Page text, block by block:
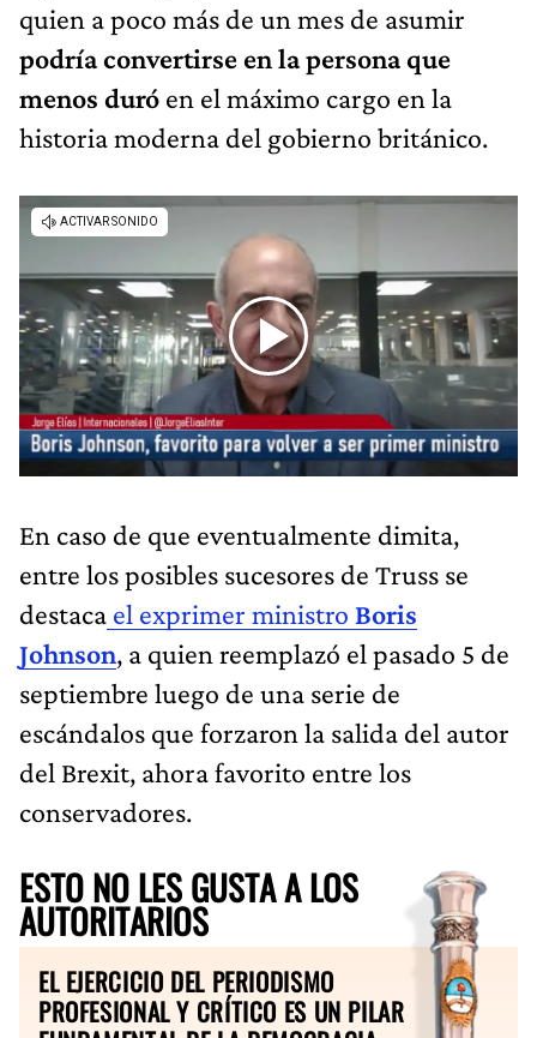
quien a poco más de un mes de asumir
podría convertirse en la persona que
menos duró en el máximo cargo en la
historia moderna del gobierno británico.
En caso de que eventualmente dimita,
entre los posibles sucesores de Truss se
destaca el exprimer ministro Boris
Johnson, a quien reemplazó el pasado 5 de
septiembre luego de una serie de
escándalos que forzaron la salida del autor
del Brexit, ahora favorito entre los
conservadores.
ESTO NO LES GUSTA A LOS
AUTORITARIOS
EL EJERCICIO DEL PERIODISMO
PROFESIONAL Y CRÍTICO ES UN PILAR